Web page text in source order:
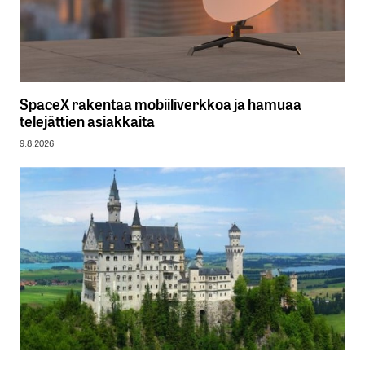
SpaceX rakentaa mobiiliverkkoa ja hamuaa
telejättien asiakkaita
9.8.2026